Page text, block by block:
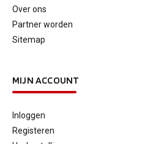
Over ons
Partner worden
Sitemap
MIJN ACCOUNT
Inloggen
Registeren